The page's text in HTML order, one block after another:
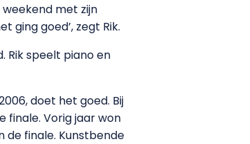
met zijn
ging goed’, zegt Rik.
Rik speelt piano en
doet het goed. Bij
finale. Vorig jaar won
de finale. Kunstbende